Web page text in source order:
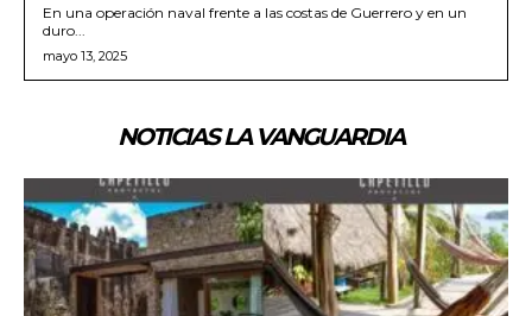
En una operación naval frente a las costas de Guerrero y en un
duro...
mayo 13, 2025
NOTICIAS LA VANGUARDIA